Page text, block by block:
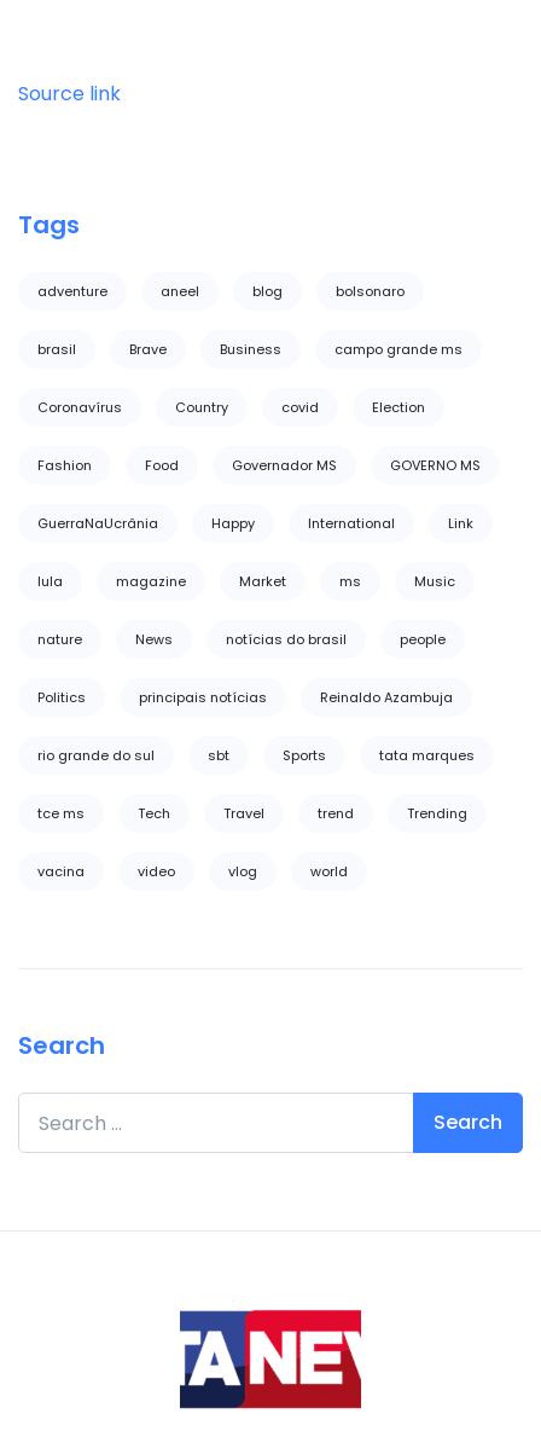
Source link
Tags
adventure aneel blog bolsonaro
brasil Brave Business campo grande ms
Coronavírus Country covid Election
Fashion Food Governador MS GOVERNO MS
GuerraNaUcrânia Happy International Link
lula magazine Market ms Music
nature News notícias do brasil people
Politics principais notícias Reinaldo Azambuja
rio grande do sul sbt Sports tata marques
tce ms Tech Travel trend Trending
vacina video vlog world
Search
Search for: